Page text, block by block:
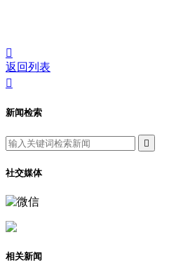

返回列表

新闻检索

社交媒体
相关新闻